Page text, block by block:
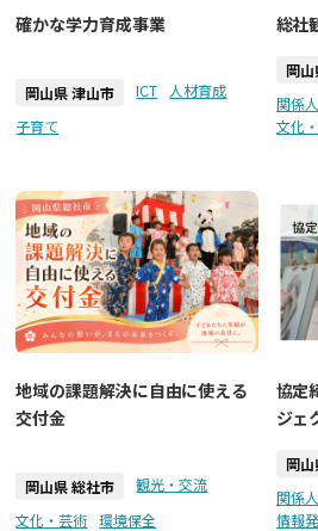
確かな学力育成事業
岡山県 津山市 ICT
人材育成
子育て
総社
岡
関係
文化
地域の課題解決に自由に使える
交付金
岡山県 総社市
観光・交流
文化・芸術
環境保全
協定
ジェ
岡
関係
情報